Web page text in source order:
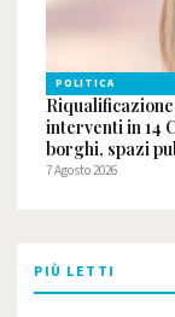
POLITICA
interventi in 14
borghi, spazi
7 Agosto 2026
PIÙ LETTI